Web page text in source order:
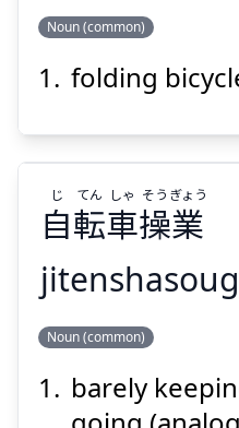
転
車
てん
しゃ
Suspend
Noun (common)
folding
自転車操業
じ てん しゃ そう ぎょう
Noun (common)
barely